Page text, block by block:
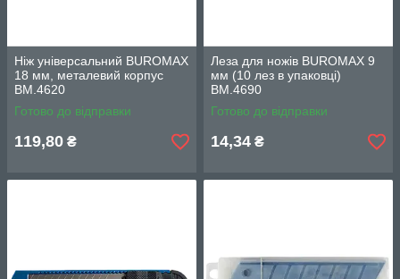
Ніж універсальний BUROMAX
18 мм, металевий корпус
BM.4620
Готово до відправки
119,80 ₴
Леза для ножів BUROMAX 9
мм (10 лез в упаковці)
BM.4690
Готово до відправки
14,34 ₴